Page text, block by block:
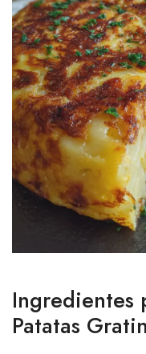
Ingredientes
Patatas